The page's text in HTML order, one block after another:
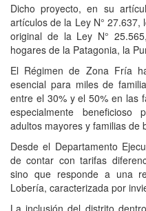
Dicho proyecto, en su
artículos de la Ley N°
original de la Ley N°
hogares de la Patagonia, la
El Régimen de Zona Fría
esencial para miles de
entre el 30% y el 50% en las
especialmente beneficioso
adultos mayores y familias de
Desde el Departamento
de contar con tarifas
sino que responde a una
Lobería, caracterizada por
La inclusión del distrito